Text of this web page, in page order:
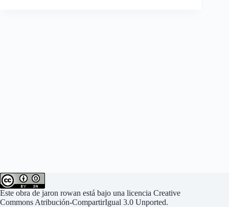
Este obra de jaron rowan está bajo una licencia Creative
Commons Atribución-CompartirIgual 3.0 Unported.